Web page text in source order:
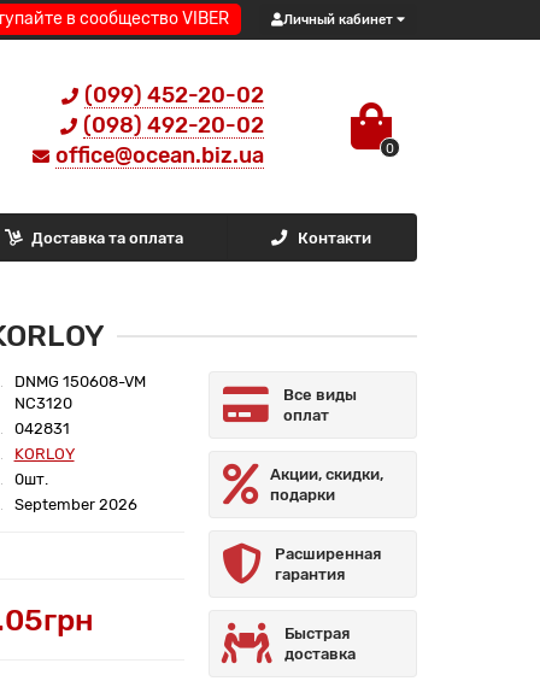
в сообщество VIBER Личный кабинет
(099) 452-20-02
(098) 492-20-02
office@ocean.biz.ua
0
Доставка та оплата Контакти
DNMG 150608-VM
NC3120
042831
KORLOY
0шт.
September 2026
Все виды
оплат
Акции, скидки,
подарки
Расширенная
гарантия
Быстрая
доставка